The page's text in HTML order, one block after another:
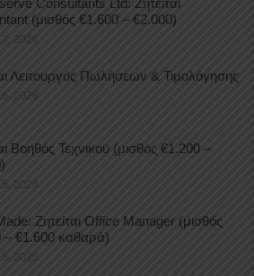
(μισθός €1.600 – €2.000)
2026
Λειτουργός Πωλήσεων & Τιμολόγησης
2026
Βοηθός Τεχνικού (μισθός €1.200 –
2026
Ζητείται Office Manager (μισθός
– €1.600 καθαρά)
2026